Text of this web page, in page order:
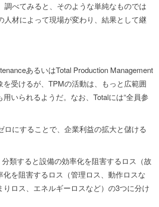
べてみると、そのような単純なものでは
材によって現場が変わり、結果として継
あるいはTotal Production Management
受けるが、TPMの活動は、もっと広範囲
いられるようだ。なお、Totalには“全員参
にすることで、企業利益の拡大と儲ける
類すると設備の効率化を阻害するロス（故
を阻害するロス（管理ロス、動作ロスな
ロス、エネルギーロスなど）の3つに分け